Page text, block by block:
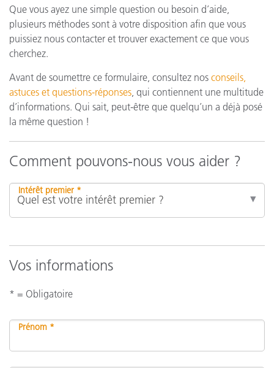
Que vous ayez une simple question ou besoin d’aide,
plusieurs méthodes sont à votre disposition afin que vous
puissiez nous contacter et trouver exactement ce que vous
cherchez.
Avant de soumettre ce formulaire, consultez nos conseils,
astuces et questions-réponses, qui contiennent une multitude
d’informations. Qui sait, peut-être que quelqu’un a déjà posé
la même question !
Comment pouvons-nous vous aider ?
Intérêt premier *
Vos informations
* = Obligatoire
Prénom *